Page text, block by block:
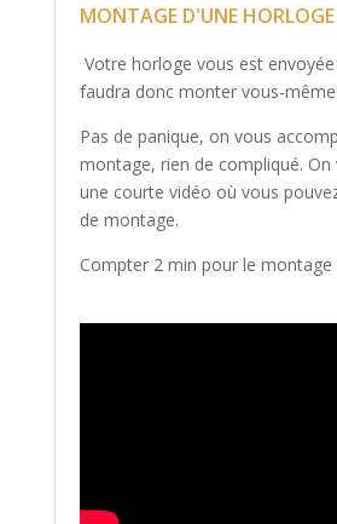
MONTAGE D'UNE HORLOGE
Votre horloge vous est
faudra donc monter vous-
Pas de panique, on vous
montage, rien de compliqué. On
une courte vidéo où vous
de montage.
Compter 2 min pour le montage